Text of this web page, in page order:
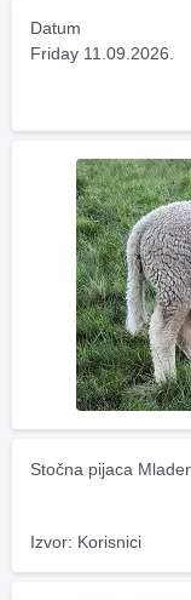
Datum
Friday 11.09.2026.
Stočna pijaca
Izvor: Korisnici